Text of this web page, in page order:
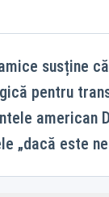
susține
pentru
american
„dacă este